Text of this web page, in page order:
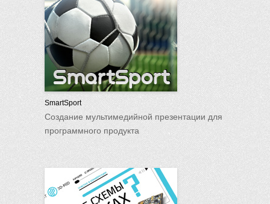
SmartSport
Создание мультимедийной презентации для
программного продукта